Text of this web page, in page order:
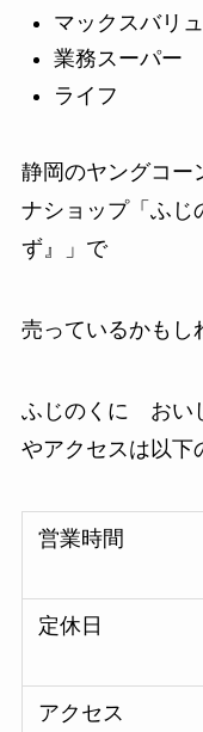
マックスバリュ
業務スーパー
ライフ
静岡のヤングコー
ナショップ「ふ
ず』」で
売っているかもし
ふじのくに おい
やアクセスは以下
営業時間
定休日
アクセス